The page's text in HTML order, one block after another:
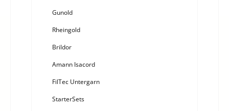
Gunold
Rheingold
Brildor
Amann Isacord
FilTec Untergarn
StarterSets